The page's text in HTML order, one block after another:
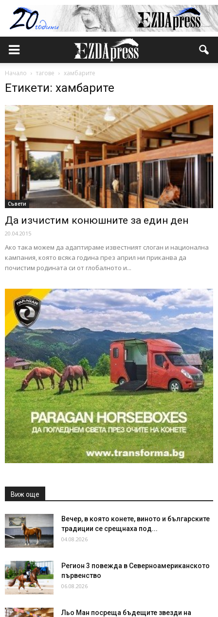
Начало тагове хамбарите
Етикети: хамбарите
Съвети
Да изчистим конюшните за един ден
20.04.2015
Ако така можем да адаптираме известният слоган и национална
кампания, която всяка година през април ни приканва да
почистим родината си от глобалното и...
Виж още
Вечер, в която конете, виното и българските
традиции се срещнаха под...
04.08.2026
Регион 3 повежда в Северноамериканското
първенство
06.08.2026
Льо Ман посреща бъдещите звезди на